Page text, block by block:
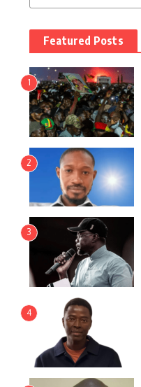
Featured Posts
1
2
3
4